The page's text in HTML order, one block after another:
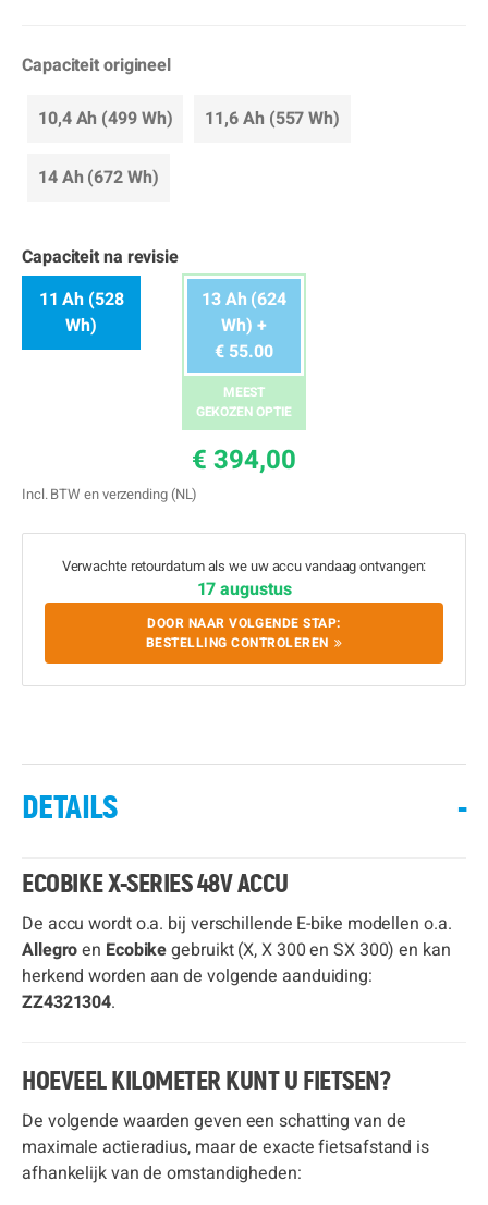
Capaciteit origineel
10,4 Ah (499 Wh) 11,6 Ah (557 Wh)
14 Ah (672 Wh)
Capaciteit na revisie
11 Ah (528
Wh)
13 Ah (624
Wh) +
€ 55.00
MEEST
GEKOZEN OPTIE
€ 394,00
Incl. BTW en verzending (NL)
Verwachte retourdatum als we uw accu vandaag ontvangen:
17 augustus
DOOR NAAR VOLGENDE STAP:
BESTELLING CONTROLEREN
DETAILS -
ECOBIKE X-SERIES 48V ACCU
De accu wordt o.a. bij verschillende E-bike modellen o.a.
Allegroen Ecobikegebruikt (X, X 300 en SX 300) en kan
herkend worden aan de volgende aanduiding:
ZZ4321304.
HOEVEEL KILOMETER KUNT U FIETSEN?
De volgende waarden geven een schatting van de
maximale actieradius, maar de exacte fietsafstand is
afhankelijk van de omstandigheden: